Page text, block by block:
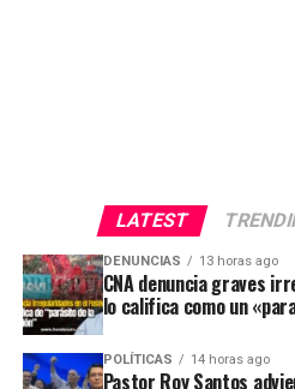
LATEST
DENUNCIAS 13 horas ago
CNA denuncia graves
lo califica como un
POLÍTICAS 14 horas ago
Pastor Roy Santos